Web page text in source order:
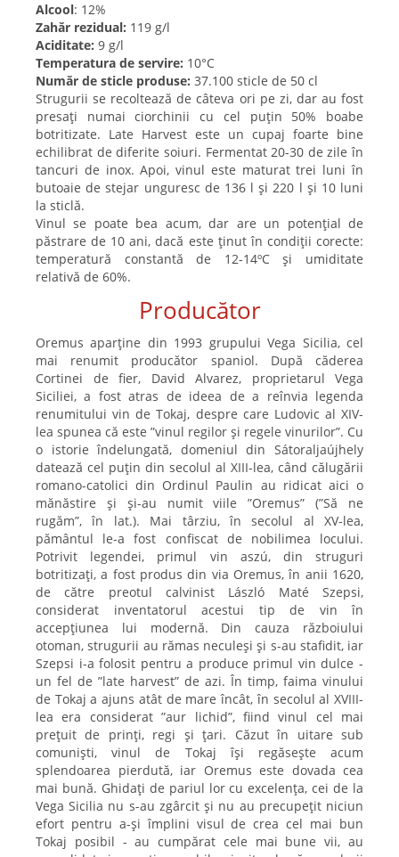
Alcool: 12%
Zahăr rezidual: 119 g/l
Aciditate: 9 g/l
Temperatura de servire: 10°C
Număr de sticle produse: 37.100 sticle de 50 cl
Strugurii se recoltează de câteva ori pe zi, dar au fost
presați numai ciorchinii cu cel puțin 50% boabe
botritizate. Late Harvest este un cupaj foarte bine
echilibrat de diferite soiuri. Fermentat 20-30 de zile în
tancuri de inox. Apoi, vinul este maturat trei luni în
butoaie de stejar unguresc de 136 l și 220 l și 10 luni
la sticlă.
Vinul se poate bea acum, dar are un potențial de
păstrare de 10 ani, dacă este ținut în condiții corecte:
temperatură constantă de 12-14ºC și umiditate
relativă de 60%.
Producător
Oremus aparține din 1993 grupului Vega Sicilia, cel
mai renumit producător spaniol. După căderea
Cortinei de fier, David Alvarez, proprietarul Vega
Siciliei, a fost atras de ideea de a reînvia legenda
renumitului vin de Tokaj, despre care Ludovic al XIV-
lea spunea că este ”vinul regilor și regele vinurilor”. Cu
o istorie îndelungată, domeniul din Sátoraljaújhely
datează cel puțin din secolul al XIII-lea, când călugării
romano-catolici din Ordinul Paulin au ridicat aici o
mănăstire și și-au numit viile ”Oremus” (”Să ne
rugăm”, în lat.). Mai târziu, în secolul al XV-lea,
pământul le-a fost confiscat de nobilimea locului.
Potrivit legendei, primul vin aszú, din struguri
botritizați, a fost produs din via Oremus, în anii 1620,
de către preotul calvinist László Maté Szepsi,
considerat inventatorul acestui tip de vin în
accepțiunea lui modernă. Din cauza războiului
otoman, strugurii au rămas neculeși și s-au stafidit, iar
Szepsi i-a folosit pentru a produce primul vin dulce -
un fel de ”late harvest” de azi. În timp, faima vinului
de Tokaj a ajuns atât de mare încât, în secolul al XVIII-
lea era considerat ”aur lichid”, fiind vinul cel mai
prețuit de prinți, regi și țari. Căzut în uitare sub
comuniști, vinul de Tokaj își regăsește acum
splendoarea pierdută, iar Oremus este dovada cea
mai bună. Ghidați de pariul lor cu excelența, cei de la
Vega Sicilia nu s-au zgârcit și nu au precupețit niciun
efort pentru a-și împlini visul de crea cel mai bun
Tokaj posibil - au cumpărat cele mai bune vii, au